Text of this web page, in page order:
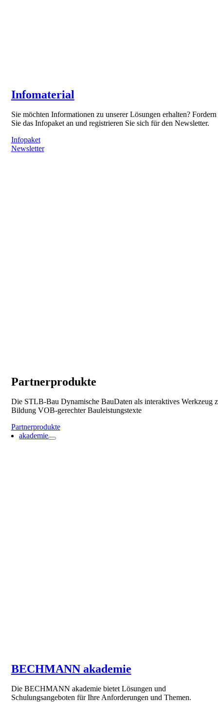
Infomaterial
Sie möchten Informationen zu unserer Lösungen erhalten? Fordern
Sie das Infopaket an und registrieren Sie sich für den Newsletter.
Infopaket
Newsletter
Partnerprodukte
Die STLB-Bau Dynamische BauDaten als interaktives Werkzeug
Bildung VOB-gerechter Bauleistungstexte
Partnerprodukte
akademie
BECHMANN akademie
Die BECHMANN akademie bietet Lösungen und
Schulungsangeboten für Ihre Anforderungen und Themen.